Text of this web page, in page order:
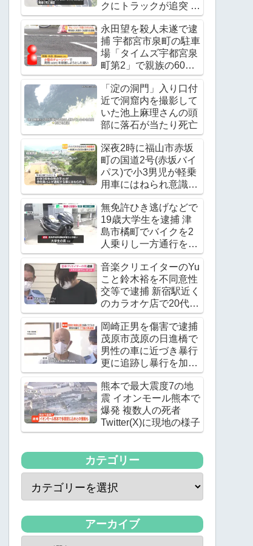
クにトラックが追突 レ
ッカー作業中の上村貴
重さんが死亡
Twitter(X)に現地の様子
永田望を殺人未遂で逮
捕 宇都宮市泉町の駐車
場「タイムズ宇都宮泉
町第2」で親族の60代
男性の腹をチェーンソ
ーで刺す
「淀の洞門」入り口付
近で洞窟内を撮影して
いた池上麻理さんの頭
部に落石が当たり死亡
深夜2時に福山市赤坂
町の国道2号(赤坂バイ
パス)で小3男児が軽乗
用車にはねられ意識不
明の重体
無免許ひき逃げなどで
19歳大学生を逮捕 津
島市橘町でバイクを2
人乗りし一方通行を逆
走 ワンボックスカーと
衝突し逃走
音楽クリエイターのYu
こと鈴木裕を不同意性
交等で逮捕 新宿駅近く
のカラオケ店で20代の
女優の下半身を触る
岡崎正男を傷害で逮捕
茂原市茂原の日進橋で
男性の車に近づき暴行
更に追跡し暴行を加え
る
熊本で最大震度7の地
震 イオンモール熊本で
爆発 複数人の死者
Twitter(X)に現地の様子
カテゴリー
アーカイブ